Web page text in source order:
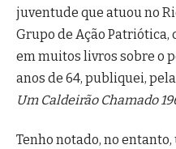
juventude que atuou no
Grupo de Ação
em muitos livros sobre o
anos de 64, publiquei,
Um Caldeirão Chamado
Tenho notado, no